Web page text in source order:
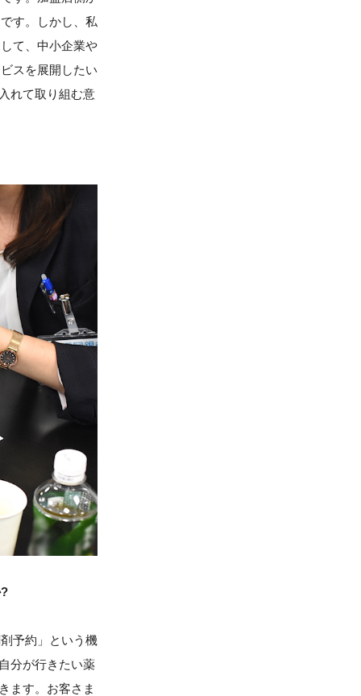
す。しかし、私
て、中小企業や
スを展開したい
れて取り組む意
予約」という機
分が行きたい薬
ます。お客さま